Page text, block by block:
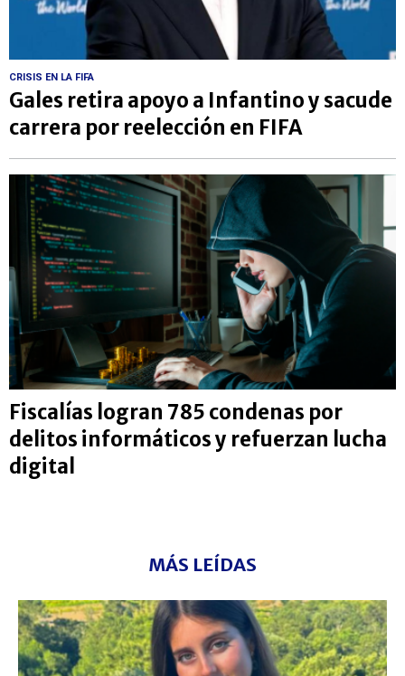
CRISIS EN LA FIFA
Gales retira apoyo a Infantino y sacude
carrera por reelección en FIFA
Fiscalías logran 785 condenas por
delitos informáticos y refuerzan lucha
digital
MÁS LEÍDAS